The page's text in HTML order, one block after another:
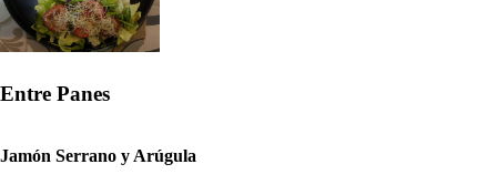
Entre Panes
Jamón Serrano y Arúgula